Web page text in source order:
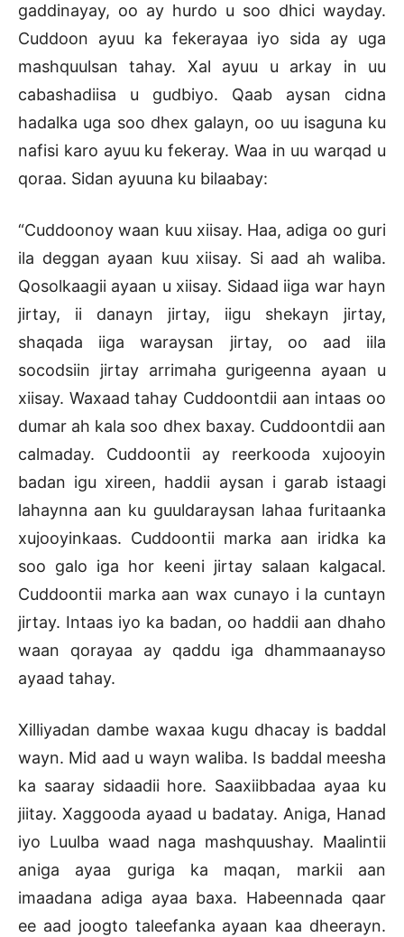
gaddinayay, oo ay hurdo u soo dhici wayday.
Cuddoon ayuu ka fekerayaa iyo sida ay uga
mashquulsan tahay. Xal ayuu u arkay in uu
cabashadiisa u gudbiyo. Qaab aysan cidna
hadalka uga soo dhex galayn, oo uu isaguna ku
nafisi karo ayuu ku fekeray. Waa in uu warqad u
qoraa. Sidan ayuuna ku bilaabay:
“Cuddoonoy waan kuu xiisay. Haa, adiga oo guri
ila deggan ayaan kuu xiisay. Si aad ah waliba.
Qosolkaagii ayaan u xiisay. Sidaad iiga war hayn
jirtay, ii danayn jirtay, iigu shekayn jirtay,
shaqada iiga waraysan jirtay, oo aad iila
socodsiin jirtay arrimaha gurigeenna ayaan u
xiisay. Waxaad tahay Cuddoontdii aan intaas oo
dumar ah kala soo dhex baxay. Cuddoontdii aan
calmaday. Cuddoontii ay reerkooda xujooyin
badan igu xireen, haddii aysan i garab istaagi
lahaynna aan ku guuldaraysan lahaa furitaanka
xujooyinkaas. Cuddoontii marka aan iridka ka
soo galo iga hor keeni jirtay salaan kalgacal.
Cuddoontii marka aan wax cunayo i la cuntayn
jirtay. Intaas iyo ka badan, oo haddii aan dhaho
waan qorayaa ay qaddu iga dhammaanayso
ayaad tahay.
Xilliyadan dambe waxaa kugu dhacay is baddal
wayn. Mid aad u wayn waliba. Is baddal meesha
ka saaray sidaadii hore. Saaxiibbadaa ayaa ku
jiitay. Xaggooda ayaad u badatay. Aniga, Hanad
iyo Luulba waad naga mashquushay. Maalintii
aniga ayaa guriga ka maqan, markii aan
imaadana adiga ayaa baxa. Habeennada qaar
ee aad joogto taleefanka ayaan kaa dheerayn.